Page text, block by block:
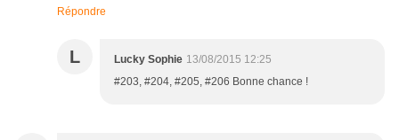
Répondre
L Lucky Sophie 13/08/2015 12:25
#203, #204, #205, #206 Bonne chance !